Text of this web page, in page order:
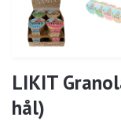
LIKIT
hål)